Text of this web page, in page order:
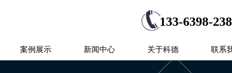
案例展示 新闻中心 关于科德 联系
133-6398-